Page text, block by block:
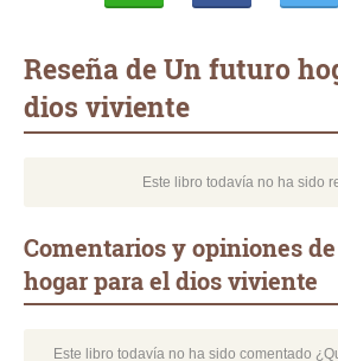
Reseña de Un futuro
dios viviente
Este libro todavía no ha sido
Comentarios y opiniones
hogar para el dios viviente
Este libro todavía no ha sido comentado